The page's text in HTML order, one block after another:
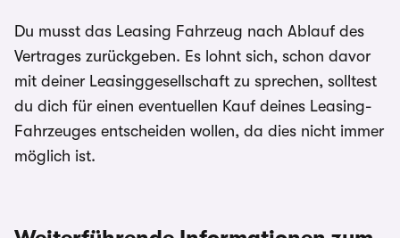
Du musst das Leasing Fahrzeug nach Ablauf des
Vertrages zurückgeben. Es lohnt sich, schon davor
mit deiner Leasinggesellschaft zu sprechen, solltest
du dich für einen eventuellen Kauf deines Leasing-
Fahrzeuges entscheiden wollen, da dies nicht immer
möglich ist.